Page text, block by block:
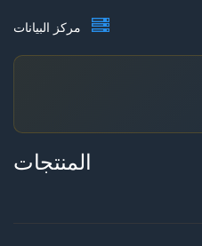
مركز البيانات
المنتجات